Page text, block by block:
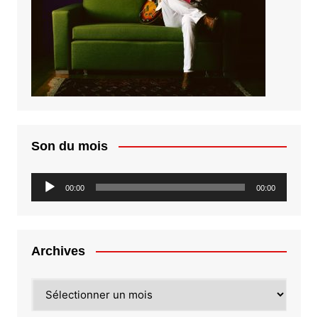
Son du mois
Lecteur
audio
00:00 00:00
Archives